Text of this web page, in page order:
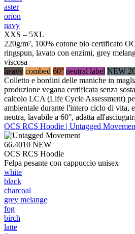
aster
orion
navy
XXS – 5XL
220g/m², 100% cotone bio certificato
ringspun, lavato con enzimi, grey
viscosa
heavy combed 60° neutral label NEW
Colletto e bordini delle maniche in
produzione vegana certificata senza
calcolo LCA (Life Cycle Assessment)
ambientale durante l'intero ciclo di vita,
neutra, lavabile a 60°, adatta
OCS RCS Hoodie | Untagged
66.4010 NEW
OCS RCS Hoodie
Felpa pesante con cappuccio unisex
white
black
charcoal
grey melange
fog
birch
latte